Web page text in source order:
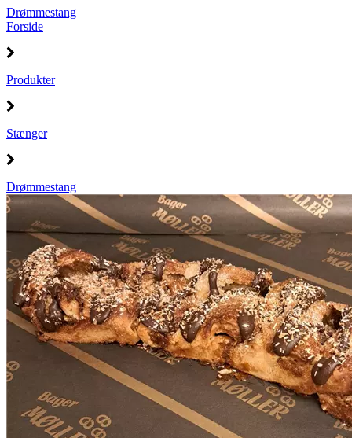
Drømmestang
Forside
Produkter
Stænger
Drømmestang